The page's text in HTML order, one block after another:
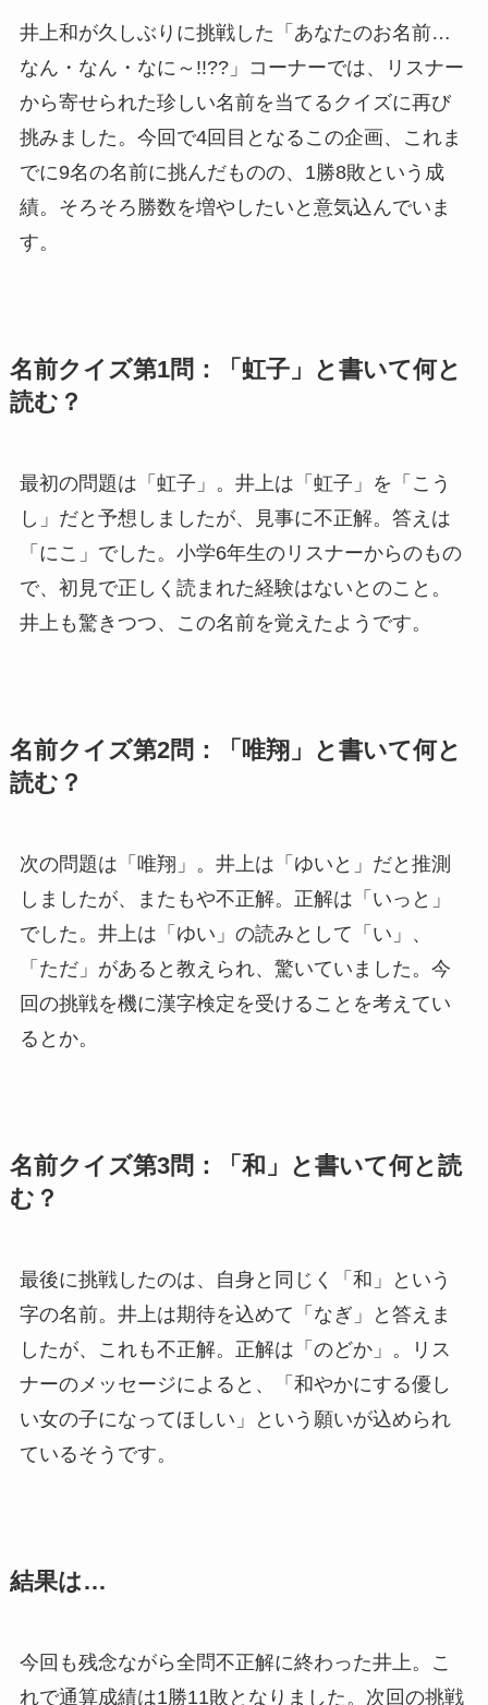
井上和が久しぶりに挑戦した「あなたのお名前…
なん・なん・なに～!!??」コーナーでは、リスナー
から寄せられた珍しい名前を当てるクイズに再び
挑みました。今回で4回目となるこの企画、これま
でに9名の名前に挑んだものの、1勝8敗という成
績。そろそろ勝数を増やしたいと意気込んでいま
す。
名前クイズ第1問：「虹子」と書いて何と
読む？
最初の問題は「虹子」。井上は「虹子」を「こう
し」だと予想しましたが、見事に不正解。答えは
「にこ」でした。小学6年生のリスナーからのもの
で、初見で正しく読まれた経験はないとのこと。
井上も驚きつつ、この名前を覚えたようです。
名前クイズ第2問：「唯翔」と書いて何と
読む？
次の問題は「唯翔」。井上は「ゆいと」だと推測
しましたが、またもや不正解。正解は「いっと」
でした。井上は「ゆい」の読みとして「い」、
「ただ」があると教えられ、驚いていました。今
回の挑戦を機に漢字検定を受けることを考えてい
るとか。
名前クイズ第3問：「和」と書いて何と読
む？
最後に挑戦したのは、自身と同じく「和」という
字の名前。井上は期待を込めて「なぎ」と答えま
したが、これも不正解。正解は「のどか」。リス
ナーのメッセージによると、「和やかにする優し
い女の子になってほしい」という願いが込められ
ているそうです。
結果は…
今回も残念ながら全問不正解に終わった井上。こ
れで通算成績は1勝11敗となりました。次回の挑戦